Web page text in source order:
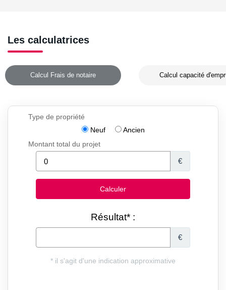
Les calculatrices
Calcul Frais de notaire Calcul capacité